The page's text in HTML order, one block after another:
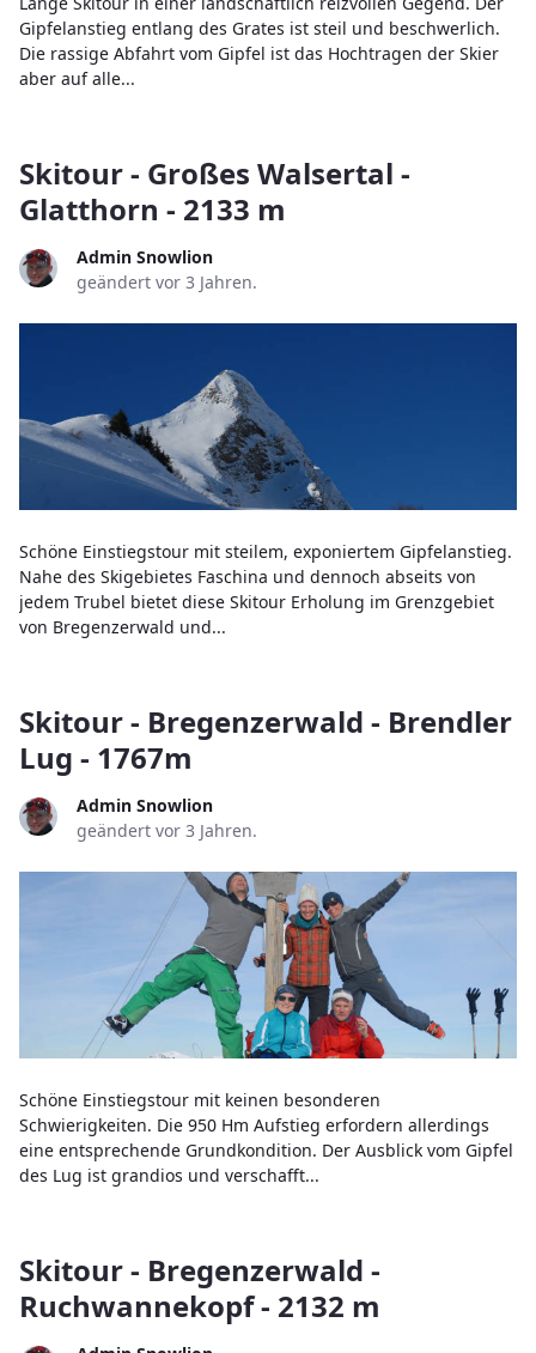
Gipfelanstieg entlang des Grates ist steil und beschwerlich.
Die rassige Abfahrt vom Gipfel ist das Hochtragen der Skier
aber auf alle...
Skitour - Großes Walsertal -
Glatthorn - 2133 m
Admin Snowlion
geändert vor 3 Jahren.
Schöne Einstiegstour mit steilem, exponiertem Gipfelanstieg.
Nahe des Skigebietes Faschina und dennoch abseits von
jedem Trubel bietet diese Skitour Erholung im Grenzgebiet
von Bregenzerwald und...
Skitour - Bregenzerwald - Brendler
Lug - 1767m
Admin Snowlion
geändert vor 3 Jahren.
Schöne Einstiegstour mit keinen besonderen
Schwierigkeiten. Die 950 Hm Aufstieg erfordern allerdings
eine entsprechende Grundkondition. Der Ausblick vom Gipfel
des Lug ist grandios und verschafft...
Skitour - Bregenzerwald -
Ruchwannekopf - 2132 m